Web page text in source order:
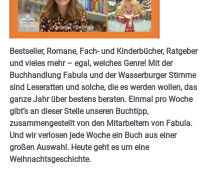
Bestseller, Romane, Fach- und Kinderbücher, Ratgeber
und vieles mehr – egal, welches Genre! Mit der
Buchhandlung Fabula und der Wasserburger Stimme
sind Leseratten und solche, die es werden wollen, das
ganze Jahr über bestens beraten. Einmal pro Woche
gibt’s an dieser Stelle unseren Buchtipp,
zusammengestellt von den Mitarbeitern von Fabula.
Und wir verlosen jede Woche ein Buch aus einer
großen Auswahl. Heute geht es um eine
Weihnachtsgeschichte.